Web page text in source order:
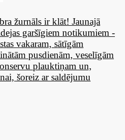
žurnāls ir klāt! Jaunajā
garšīgiem notikumiem -
vakaram, sātīgām
pusdienām, veselīgām
plauktiņam un,
šoreiz ar saldējumu